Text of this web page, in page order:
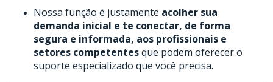
Nossa função é justamente acolher sua
demanda inicial e te conectar, de forma
segura e informada, aos profissionais e
setores competentesque podem oferecer o
suporte especializado que você precisa.